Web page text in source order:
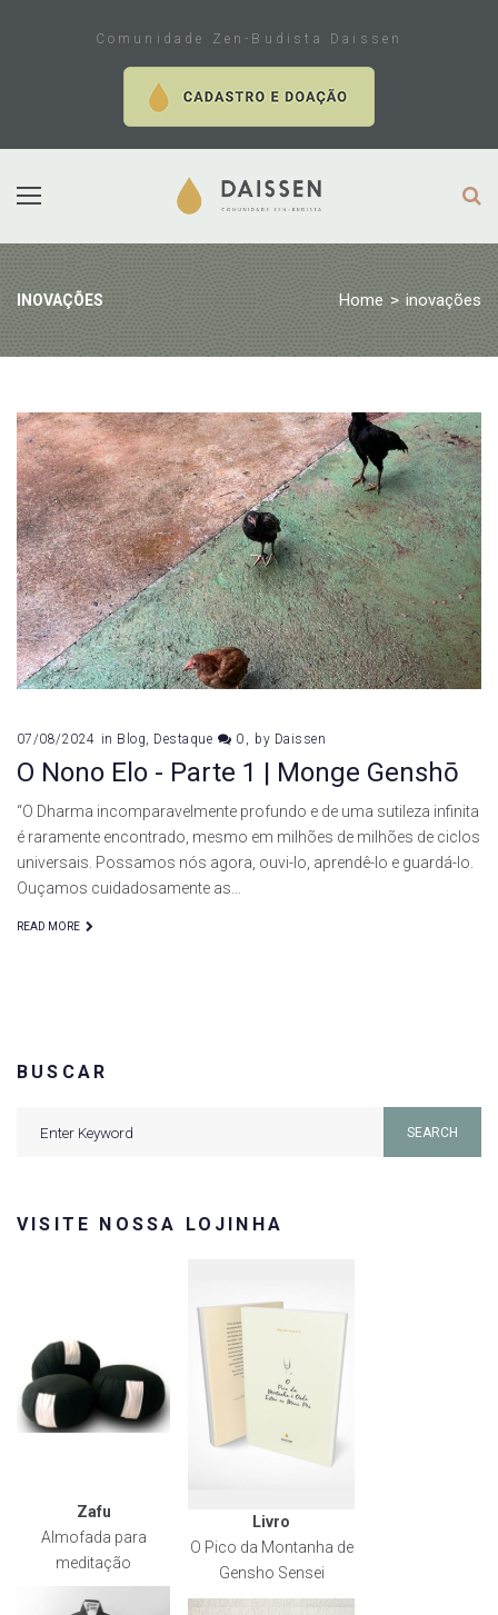
Comunidade Zen-Budista Daissen
INOVAÇÕES Home > inovações
Tag:
inovações
07/08/2024 in Blog, Destaque 0 by Daissen
O Nono Elo - Parte 1 | Monge Genshō
“O Dharma incomparavelmente profundo e de uma sutileza infinita
é raramente encontrado, mesmo em milhões de milhões de ciclos
universais. Possamos nós agora, ouvi-lo, aprendê-lo e guardá-lo.
Ouçamos cuidadosamente as…
READ MORE
BUSCAR
SEARCH
VISITE NOSSA LOJINHA
Zafu
Almofada para
meditação
Livro
O Pico da Montanha de
Gensho Sensei